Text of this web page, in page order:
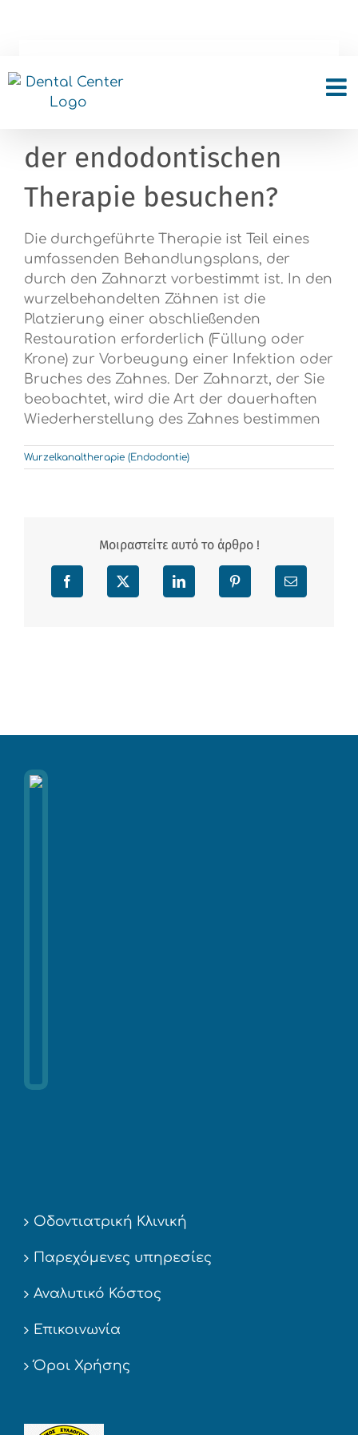
Muss ich den Zahnarzt
wieder nach Abschluss
der endodontischen
Therapie besuchen?
Die durchgeführte Therapie ist Teil eines
umfassenden Behandlungsplans, der
durch den Zahnarzt vorbestimmt ist. In den
wurzelbehandelten Zähnen ist die
Platzierung einer abschließenden
Restauration erforderlich (Füllung oder
Krone) zur Vorbeugung einer Infektion oder
Bruches des Zahnes. Der Zahnarzt, der Sie
beobachtet, wird die Art der dauerhaften
Wiederherstellung des Zahnes bestimmen
Wurzelkanaltherapie (Endodontie)
Μοιραστείτε αυτό το άρθρο !
Facebook X LinkedIn Pinterest Email
Οδοντιατρική Κλινική
Παρεχόμενες υπηρεσίες
Αναλυτικό Κόστος
Επικοινωνία
Όροι Χρήσης